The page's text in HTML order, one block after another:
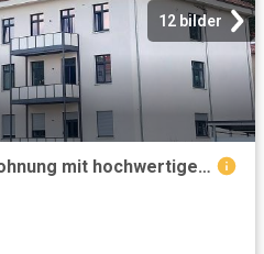
12 bilder
Exklusive Maisonette Wohnung mit hochwertiger Ausstattung und großzügigem Wohnkomfort